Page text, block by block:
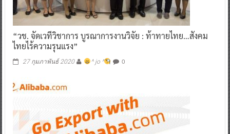
“วช. จัดเวทีวิชาการ บูรณาการงานวิจัย : ท้าทายไทย…สังคม
ไทยไร้ความรุนแรง”
27 กุมภาพันธ์ 2020 ^ jo ^ 0